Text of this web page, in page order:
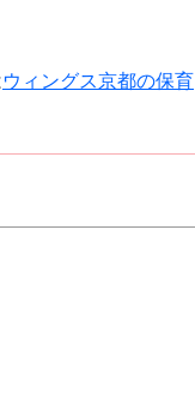
ウィングス京都の保育